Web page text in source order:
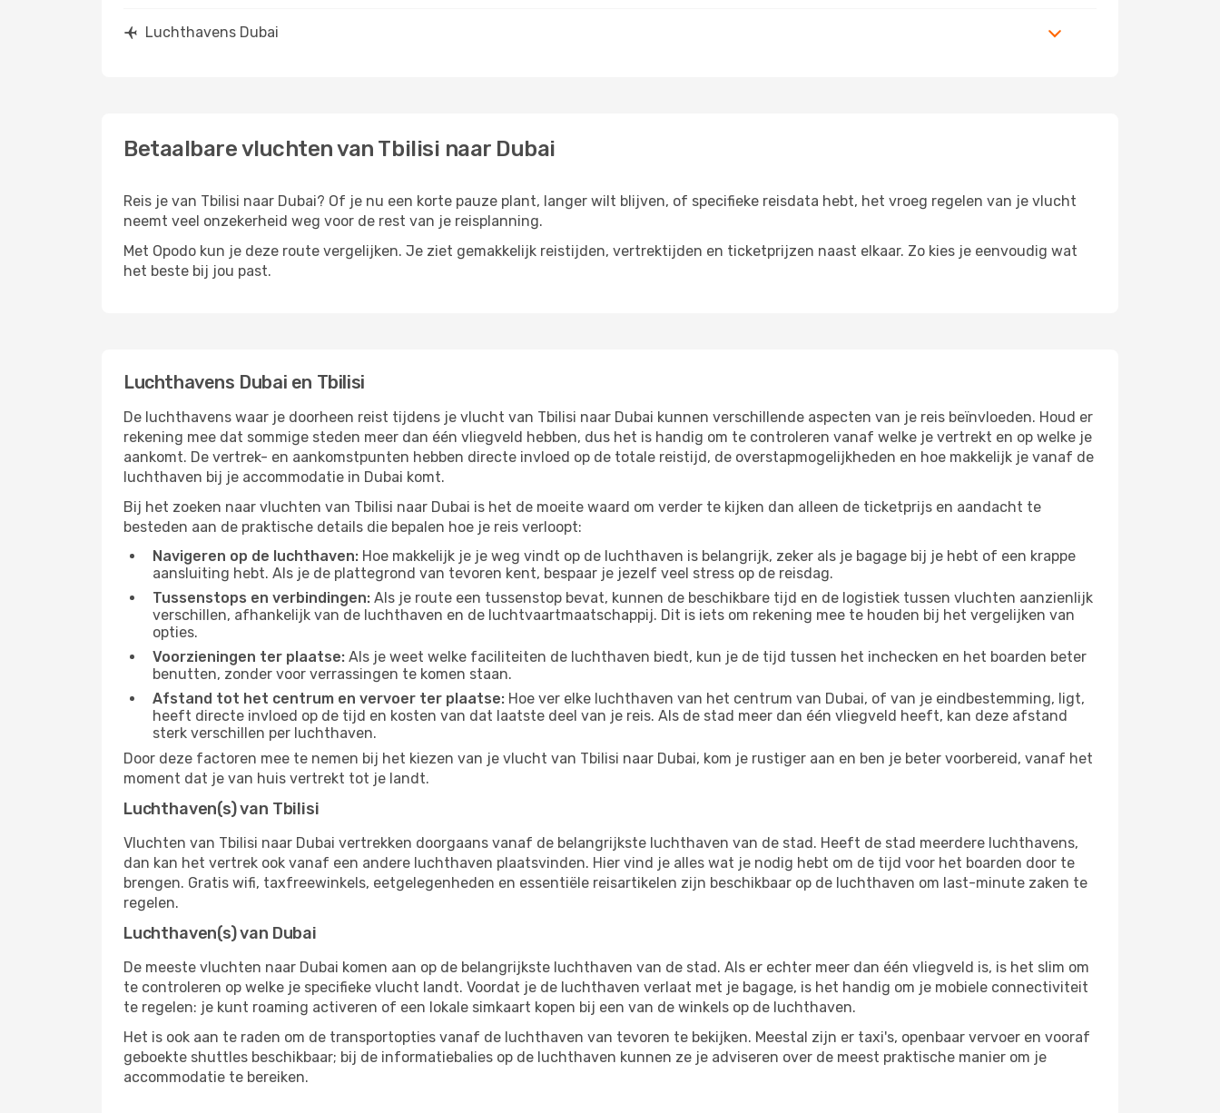
Luchthavens Dubai
Betaalbare vluchten van Tbilisi naar Dubai
Reis je van Tbilisi naar Dubai? Of je nu een korte pauze plant, langer wilt blijven, of specifieke reisdata hebt, het vroeg regelen van je vlucht
neemt veel onzekerheid weg voor de rest van je reisplanning.
Met Opodo kun je deze route vergelijken. Je ziet gemakkelijk reistijden, vertrektijden en ticketprijzen naast elkaar. Zo kies je eenvoudig wat
het beste bij jou past.
Luchthavens Dubai en Tbilisi
De luchthavens waar je doorheen reist tijdens je vlucht van Tbilisi naar Dubai kunnen verschillende aspecten van je reis beïnvloeden. Houd er
rekening mee dat sommige steden meer dan één vliegveld hebben, dus het is handig om te controleren vanaf welke je vertrekt en op welke je
aankomt. De vertrek- en aankomstpunten hebben directe invloed op de totale reistijd, de overstapmogelijkheden en hoe makkelijk je vanaf de
luchthaven bij je accommodatie in Dubai komt.
Bij het zoeken naar vluchten van Tbilisi naar Dubai is het de moeite waard om verder te kijken dan alleen de ticketprijs en aandacht te
besteden aan de praktische details die bepalen hoe je reis verloopt:
Navigeren op de luchthaven: Hoe makkelijk je je weg vindt op de luchthaven is belangrijk, zeker als je bagage bij je hebt of een krappe
aansluiting hebt. Als je de plattegrond van tevoren kent, bespaar je jezelf veel stress op de reisdag.
Tussenstops en verbindingen: Als je route een tussenstop bevat, kunnen de beschikbare tijd en de logistiek tussen vluchten aanzienlijk
verschillen, afhankelijk van de luchthaven en de luchtvaartmaatschappij. Dit is iets om rekening mee te houden bij het vergelijken van
opties.
Voorzieningen ter plaatse: Als je weet welke faciliteiten de luchthaven biedt, kun je de tijd tussen het inchecken en het boarden beter
benutten, zonder voor verrassingen te komen staan.
Afstand tot het centrum en vervoer ter plaatse: Hoe ver elke luchthaven van het centrum van Dubai, of van je eindbestemming, ligt,
heeft directe invloed op de tijd en kosten van dat laatste deel van je reis. Als de stad meer dan één vliegveld heeft, kan deze afstand
sterk verschillen per luchthaven.
Door deze factoren mee te nemen bij het kiezen van je vlucht van Tbilisi naar Dubai, kom je rustiger aan en ben je beter voorbereid, vanaf het
moment dat je van huis vertrekt tot je landt.
Luchthaven(s) van Tbilisi
Vluchten van Tbilisi naar Dubai vertrekken doorgaans vanaf de belangrijkste luchthaven van de stad. Heeft de stad meerdere luchthavens,
dan kan het vertrek ook vanaf een andere luchthaven plaatsvinden. Hier vind je alles wat je nodig hebt om de tijd voor het boarden door te
brengen. Gratis wifi, taxfreewinkels, eetgelegenheden en essentiële reisartikelen zijn beschikbaar op de luchthaven om last-minute zaken te
regelen.
Luchthaven(s) van Dubai
De meeste vluchten naar Dubai komen aan op de belangrijkste luchthaven van de stad. Als er echter meer dan één vliegveld is, is het slim om
te controleren op welke je specifieke vlucht landt. Voordat je de luchthaven verlaat met je bagage, is het handig om je mobiele connectiviteit
te regelen: je kunt roaming activeren of een lokale simkaart kopen bij een van de winkels op de luchthaven.
Het is ook aan te raden om de transportopties vanaf de luchthaven van tevoren te bekijken. Meestal zijn er taxi's, openbaar vervoer en vooraf
geboekte shuttles beschikbaar; bij de informatiebalies op de luchthaven kunnen ze je adviseren over de meest praktische manier om je
accommodatie te bereiken.